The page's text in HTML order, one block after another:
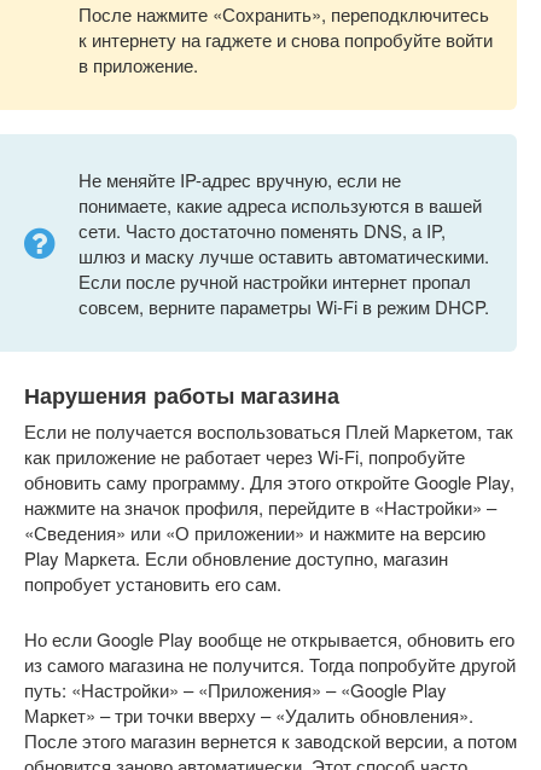
После нажмите «Сохранить», переподключитесь
к интернету на гаджете и снова попробуйте войти
в приложение.
Не меняйте IP-адрес вручную, если не
понимаете, какие адреса используются в вашей
сети. Часто достаточно поменять DNS, а IP,
шлюз и маску лучше оставить автоматическими.
Если после ручной настройки интернет пропал
совсем, верните параметры Wi-Fi в режим DHCP.
Нарушения работы магазина
Если не получается воспользоваться Плей Маркетом, так
как приложение не работает через Wi-Fi, попробуйте
обновить саму программу. Для этого откройте Google Play,
нажмите на значок профиля, перейдите в «Настройки» –
«Сведения» или «О приложении» и нажмите на версию
Play Маркета. Если обновление доступно, магазин
попробует установить его сам.
Но если Google Play вообще не открывается, обновить его
из самого магазина не получится. Тогда попробуйте другой
путь: «Настройки» – «Приложения» – «Google Play
Маркет» – три точки вверху – «Удалить обновления».
После этого магазин вернется к заводской версии, а потом